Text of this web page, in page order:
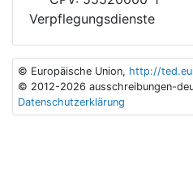
Verpflegungsdienste
© Europäische Union, http://
© 2012-2026 ausschreibungen-
Datenschutzerklärung